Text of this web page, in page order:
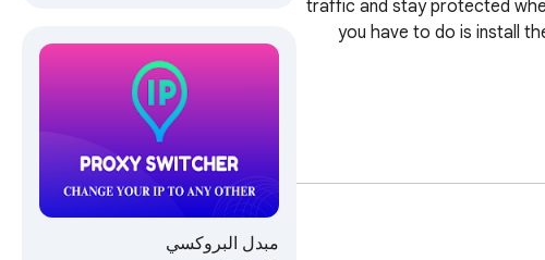
traffic and stay protected
you have to do is install
مبدل البروكسي